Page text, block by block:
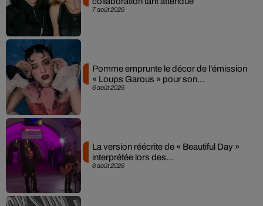
7 août 2026
6 août 2026
Pomme emprunte le décor de l’émission
« Loups Garous » pour son...
6 août 2026
La version réécrite de « Beautiful Day »
interprétée lors des...